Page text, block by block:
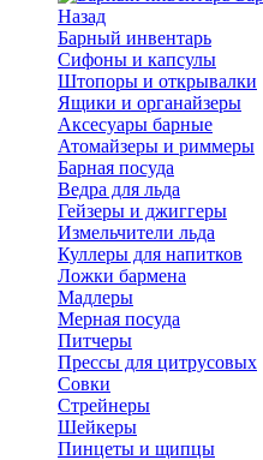
Назад
Барный инвентарь
Сифоны и капсулы
Штопоры и открывалки
Ящики и органайзеры
Аксесуары барные
Атомайзеры и риммеры
Барная посуда
Ведра для льда
Гейзеры и джиггеры
Измельчители льда
Куллеры для напитков
Ложки бармена
Мадлеры
Мерная посуда
Питчеры
Прессы для цитрусовых
Совки
Стрейнеры
Шейкеры
Пинцеты и щипцы